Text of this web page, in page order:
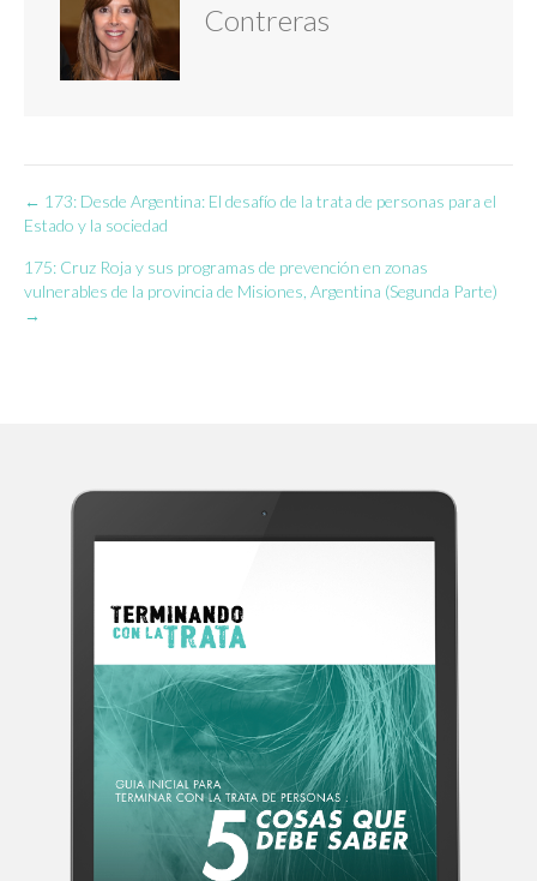
Contreras
Navegación
de
entradas
← 173: Desde Argentina: El desafío de la trata de personas para el
Estado y la sociedad
175: Cruz Roja y sus programas de prevención en zonas
vulnerables de la provincia de Misiones, Argentina (Segunda Parte)
→